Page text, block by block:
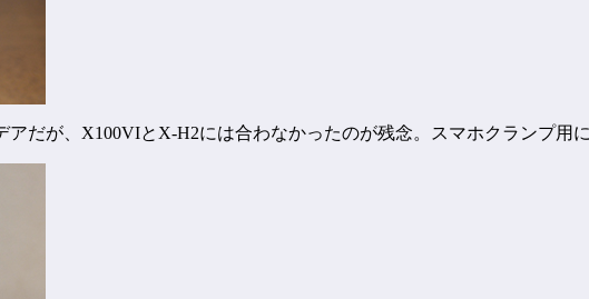
だが、X100VIとX-H2には合わなかったのが残念。スマホクランプ用